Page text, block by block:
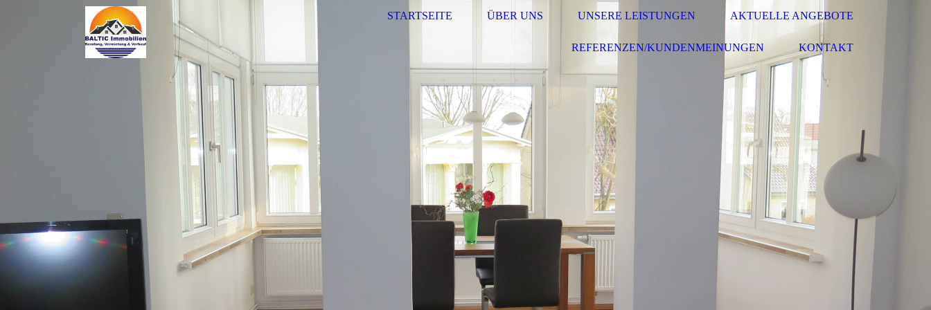
STARTSEITE ÜBER UNS UNSERE LEISTUNGEN AKTUELLE ANGEBOTE
REFERENZEN/KUNDENMEINUNGEN KONTAKT